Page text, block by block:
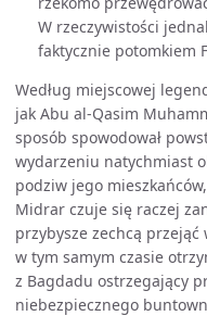
W rzeczywistości
faktycznie potomkiem
Według miejscowej
jak Abu al-Qasim
sposób spowodował
wydarzeniu natychmiast
podziw jego
Midrar czuje się raczej
przybysze zechcą przejąć
w tym samym czasie
z Bagdadu ostrzegający
niebezpiecznego